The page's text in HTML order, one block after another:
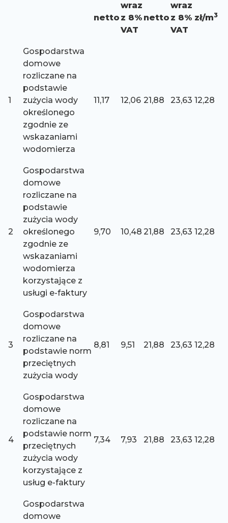
netto
wraz
z 8%
VAT
netto
wraz
z 8%
VAT
zł/m3
1
Gospodarstwa
domowe
rozliczane na
podstawie
zużycia wody
określonego
zgodnie ze
wskazaniami
wodomierza
11,17 12,06 21,88 23,63 12,28
2
Gospodarstwa
domowe
rozliczane na
podstawie
zużycia wody
określonego
zgodnie ze
wskazaniami
wodomierza
korzystające z
usługi e-faktury
9,70 10,48 21,88 23,63 12,28
3
Gospodarstwa
domowe
rozliczane na
podstawie norm
przeciętnych
zużycia wody
8,81 9,51 21,88 23,63 12,28
4
Gospodarstwa
domowe
rozliczane na
podstawie norm
przeciętnych
zużycia wody
korzystające z
usług e-faktury
7,34 7,93 21,88 23,63 12,28
Gospodarstwa
domowe